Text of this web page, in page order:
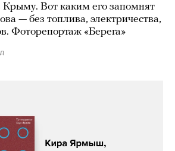
Крыму. Вот каким его запомнят
— без топлива, электричества,
Фоторепортаж «Берега»